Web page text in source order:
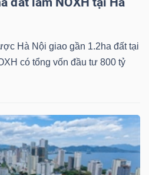
Hà Nội giao gần 1.2ha đất tại
có tổng vốn đầu tư 800 tỷ
Người liên quan Cổ đông lớn